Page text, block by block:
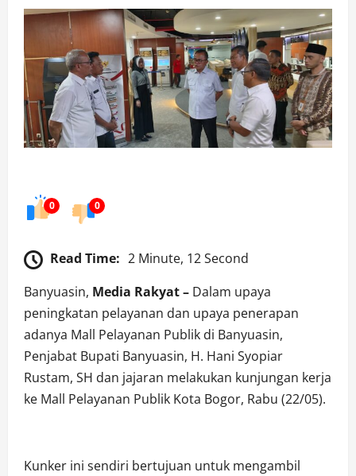
0 0
Read Time: 2 Minute, 12 Second
Banyuasin, Media Rakyat– Dalam upaya
peningkatan pelayanan dan upaya penerapan
adanya Mall Pelayanan Publik di Banyuasin,
Penjabat Bupati Banyuasin, H. Hani Syopiar
Rustam, SH dan jajaran melakukan kunjungan kerja
ke Mall Pelayanan Publik Kota Bogor, Rabu (22/05).
Kunker ini sendiri bertujuan untuk mengambil